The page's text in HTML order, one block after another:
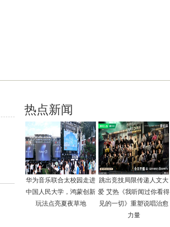
热点新闻
华为音乐联合太校园走进
中国人民大学，鸿蒙创新
玩法点亮夏夜草地
跳出竞技局限传递人文大
爱 艾热《我听闻过你看得
见的一切》重塑说唱治愈
力量